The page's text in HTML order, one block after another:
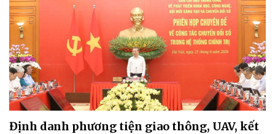
Định danh phương tiện giao thông, UAV, kết